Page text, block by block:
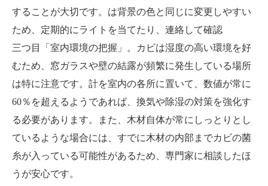
することが大切です。は背景の色と同じに変更しやすい
ため、定期的にライトを当てたり、連絡して確認
三つ目「室内環境の把握」。カビは湿度の高い環境を好
むため、窓ガラスや壁の結露が頻繁に発生している場所
は特に注意です。計を室内の各所に置いて、数値が常に
60％を超えるようであれば、換気や除湿の対策を強化す
る必要があります。また、木材自体が常にしっとりとし
ているような場合には、すでに木材の内部までカビの菌
糸が入っている可能性があるため、専門家に相談したほ
うが安心です。